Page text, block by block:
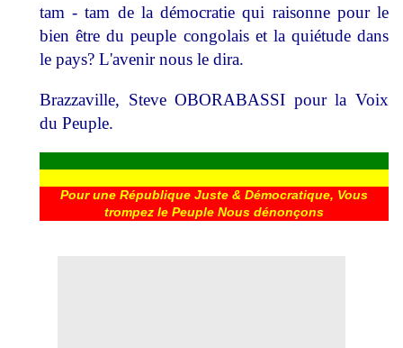
tam - tam de la démocratie qui raisonne pour le
bien être du peuple congolais et la quiétude dans
le pays? L'avenir nous le dira.
Brazzaville, Steve OBORABASSI pour la Voix
du Peuple.
Pour une République Juste & Démocratique, Vous
trompez le Peuple Nous dénonçons